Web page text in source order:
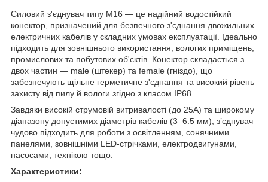
Силовий з'єднувач типу M16 — це надійний водостійкий
конектор, призначений для безпечного з'єднання двожильних
електричних кабелів у складних умовах експлуатації. Ідеально
підходить для зовнішнього використання, вологих приміщень,
промислових та побутових об'єктів. Конектор складається з
двох частин — male (штекер) та female (гніздо), що
забезпечують щільне герметичне з'єднання та високий рівень
захисту від пилу й вологи згідно з класом IP68.
Завдяки високій струмовій витривалості (до 25A) та широкому
діапазону допустимих діаметрів кабелів (3–6.5 мм), з’єднувач
чудово підходить для роботи з освітленням, сонячними
панелями, зовнішніми LED-стрічками, електродвигунами,
насосами, технікою тощо.
Характеристики: